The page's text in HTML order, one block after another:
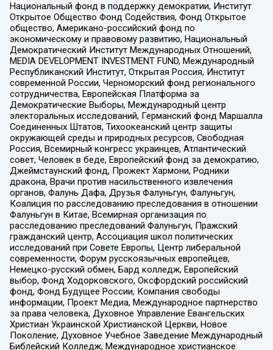
Национальный фонд в поддержку демократии, Институт
Открытое Общество Фонд Содействия, Фонд Открытое
общество, Американо-российский фонд по
экономическому и правовому развитию, Национальный
Демократический Институт Международных Отношений,
MEDIA DEVELOPMENT INVESTMENT FUND, Международный
Республиканский Институт, Открытая Россия, Институт
современной России, Черноморский фонд регионального
сотрудничества, Европейская Платформа за
Демократические Выборы, Международный центр
электоральных исследований, Германский фонд Маршалла
Соединенных Штатов, Тихоокеанский центр защиты
окружающей среды и природных ресурсов, Свободная
Россия, Всемирный конгресс украинцев, Атлантический
совет, Человек в беде, Европейский фонд за демократию,
Джеймстаунский фонд, Прожект Хармони, Родники
дракона, Врачи против насильственного извлечения
органов, Фалунь Дафа, Друзья Фалуньгун, Фалуньгун,
Коалиция по расследованию преследования в отношении
Фалуньгун в Китае, Всемирная организация по
расследованию преследований Фалуньгун, Пражский
гражданский центр, Ассоциация школ политических
исследований при Совете Европы, Центр либеральной
современности, Форум русскоязычных европейцев,
Немецко-русский обмен, Бард колледж, Европейский
выбор, Фонд Ходорковского, Оксфордский российский
фонд, Фонд Будущее России, Компания свободы
информации, Проект Медиа, Международное партнерство
за права человека, Духовное Управление Евангельских
Христиан Украинской Христианской Церкви, Новое
Поколение, Духовное Учебное Заведение Международный
Библейский Колледж, Международное христианское